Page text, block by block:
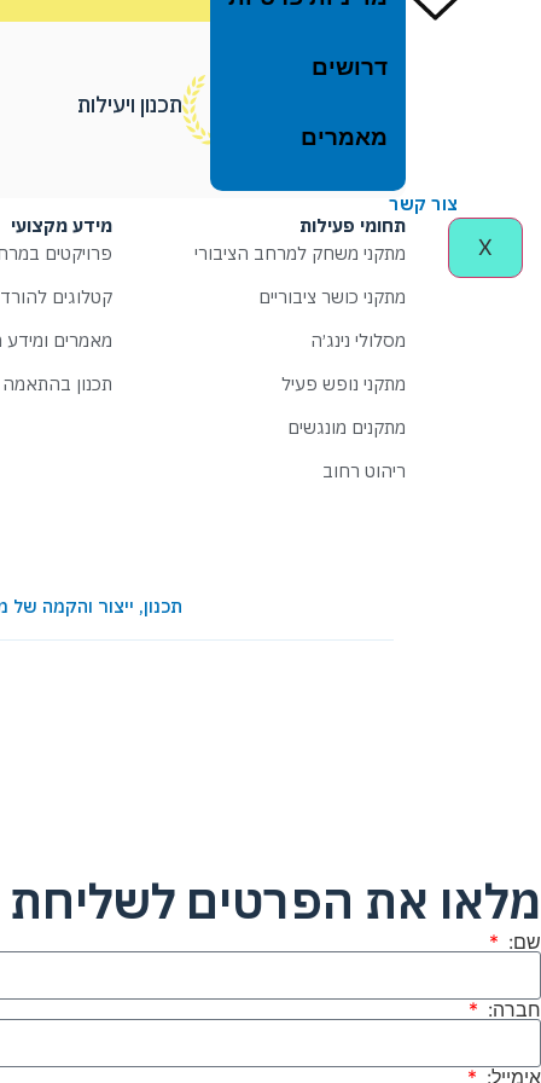
דרושים
מאמרים
צור קשר
X
תכנון ויעילות
תחומי פעילות
מתקני משחק למרחב הציבורי
מתקני כושר ציבוריים
מסלולי נינג׳ה
מתקני נופש פעיל
מתקנים מונגשים
ריהוט רחוב
מידע מקצועי
פרויקטים
קטלוגים
מאמרים ומידע
תכנון בהתאמה
תכנון, ייצור והקמה של מתקני משחק
מלאו את הפרטים לשליחת
שם:
חברה:
אימייל: